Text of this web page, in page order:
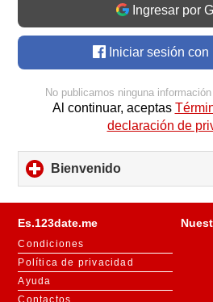
Ingresar por
Iniciar sesión
No publicamos ninguna
Al continuar, aceptas
declaración de
Bienvenido
to
expand
Es.123date.me
Condiciones
Política de privacidad
Ayuda